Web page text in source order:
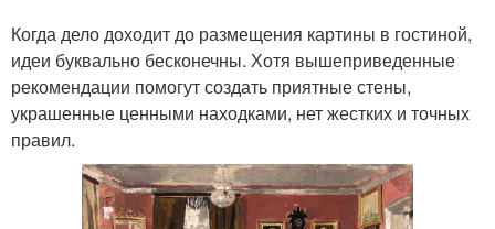
Когда дело доходит до размещения картины в гостиной,
идеи буквально бесконечны. Хотя вышеприведенные
рекомендации помогут создать приятные стены,
украшенные ценными находками, нет жестких и точных
правил.